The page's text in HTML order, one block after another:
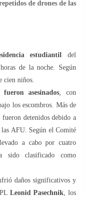
de drones de las
estudiantil
del
de la noche. Según
cien niños.
fueron asesinados , con
los escombros. Más de
detenidos debido a
las AFU. Según el Comité
a cabo por cuatro
sido clasificado como
daños significativos y
Leonid Pasechnik , los